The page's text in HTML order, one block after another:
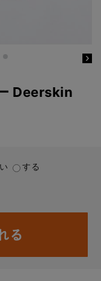
Deerskin
する